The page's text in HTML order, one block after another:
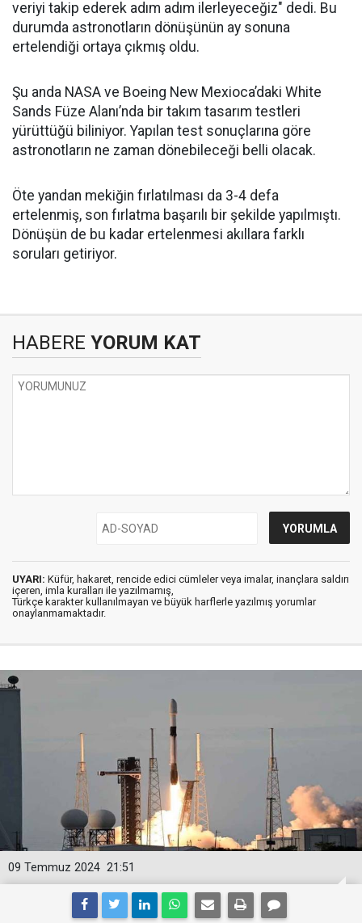
veriyi takip ederek adım adım ilerleyeceğiz" dedi. Bu
durumda astronotların dönüşünün ay sonuna
ertelendiği ortaya çıkmış oldu.
Şu anda NASA ve Boeing New Mexioca’daki White
Sands Füze Alanı’nda bir takım tasarım testleri
yürüttüğü biliniyor. Yapılan test sonuçlarına göre
astronotların ne zaman dönebileceği belli olacak.
Öte yandan mekiğin fırlatılması da 3-4 defa
ertelenmiş, son fırlatma başarılı bir şekilde yapılmıştı.
Dönüşün de bu kadar ertelenmesi akıllara farklı
soruları getiriyor.
HABERE YORUM KAT
UYARI: Küfür, hakaret, rencide edici cümleler veya imalar, inançlara saldırı
içeren, imla kuralları ile yazılmamış,
Türkçe karakter kullanılmayan ve büyük harflerle yazılmış yorumlar
onaylanmamaktadır.
21:51
09 Temmuz 2024